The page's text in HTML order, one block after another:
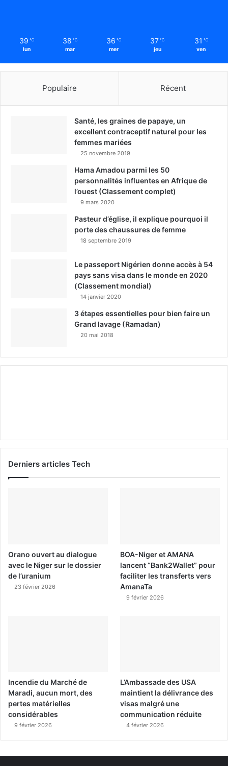
39 ℃
lun
38 ℃
mar
36 ℃
mer
37 ℃
jeu
31 ℃
ven
Populaire Récent
Santé, les graines de papaye, un
excellent contraceptif naturel pour les
femmes mariées
25 novembre 2019
Hama Amadou parmi les 50
personnalités influentes en Afrique de
l’ouest (Classement complet)
9 mars 2020
Pasteur d’église, il explique pourquoi il
porte des chaussures de femme
18 septembre 2019
Le passeport Nigérien donne accès à 54
pays sans visa dans le monde en 2020
(Classement mondial)
14 janvier 2020
3 étapes essentielles pour bien faire un
Grand lavage (Ramadan)
20 mai 2018
Derniers articles Tech
Orano ouvert au dialogue
avec le Niger sur le dossier
de l’uranium
23 février 2026
BOA-Niger et AMANA
lancent “Bank2Wallet” pour
faciliter les transferts vers
AmanaTa
9 février 2026
Incendie du Marché de
Maradi, aucun mort, des
pertes matérielles
considérables
9 février 2026
L’Ambassade des USA
maintient la délivrance des
visas malgré une
communication réduite
4 février 2026